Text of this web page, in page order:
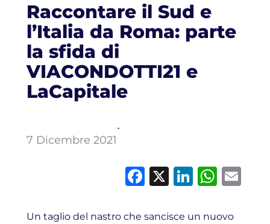
Raccontare il Sud e
l’Italia da Roma: parte
la sfida di
VIACONDOTTI21 e
LaCapitale
7 Dicembre 2021
·
Facebook
X
Un taglio del nastro che sancisce un nuovo